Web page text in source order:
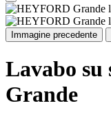
Immagine precedente
Lavabo
Grande